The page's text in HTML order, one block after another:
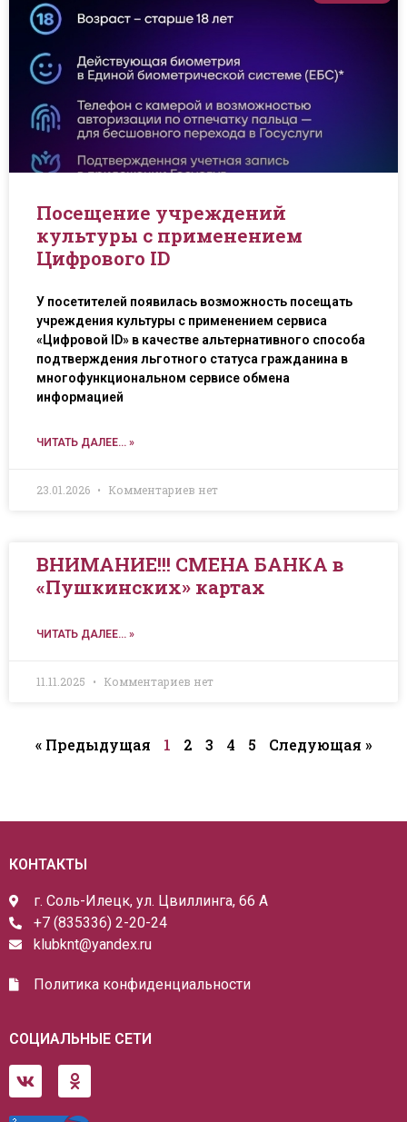
Посещение учреждений
культуры с применением
Цифрового ID
У посетителей появилась возможность посещать
учреждения культуры с применением сервиса
«Цифровой ID» в качестве альтернативного способа
подтверждения льготного статуса гражданина в
многофункциональном сервисе обмена
информацией
ЧИТАТЬ ДАЛЕЕ... »
23.01.2026 Комментариев нет
ВНИМАНИЕ!!! СМЕНА БАНКА в
«Пушкинских» картах
ЧИТАТЬ ДАЛЕЕ... »
11.11.2025 Комментариев нет
« Предыдущая 1 2 3 4 5 Следующая »
КОНТАКТЫ
г. Соль-Илецк, ул. Цвиллинга, 66 А
+7 (835336) 2-20-24
klubknt@yandex.ru
Политика конфиденциальности
СОЦИАЛЬНЫЕ СЕТИ